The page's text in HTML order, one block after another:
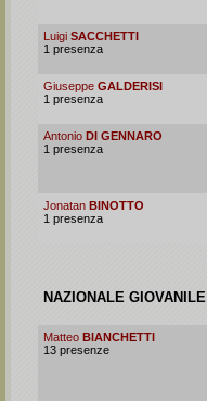
Luigi SACCHETTI
1 presenza
Giuseppe GALDERISI
1 presenza
Antonio DI GENNARO
1 presenza
Jonatan BINOTTO
1 presenza
NAZIONALE GIOVANILE
Matteo BIANCHETTI
13 presenze